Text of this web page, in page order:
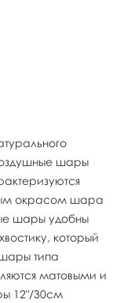
шары
окрасом шара
шары удобны
который
типа
матовыми и
12"/30см